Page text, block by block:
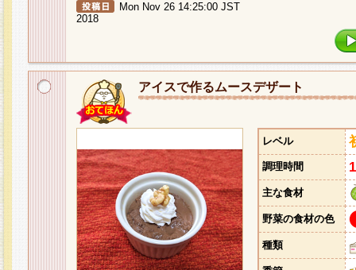
Mon Nov 26 14:25:00 JST
2018
アイスで作るムースデザート
レベル
調理時間
主な食材
野菜の食材の色
種類